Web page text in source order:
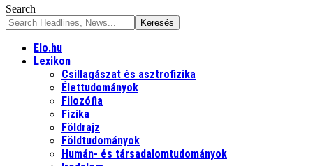
Search
Elo.hu
Lexikon
Csillagászat és asztrofizika
Élettudományok
Filozófia
Fizika
Földrajz
Földtudományok
Humán- és társadalomtudományok